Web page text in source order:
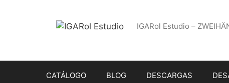
IGARol Estudio –
CATÁLOGO BLOG DESCARGAS